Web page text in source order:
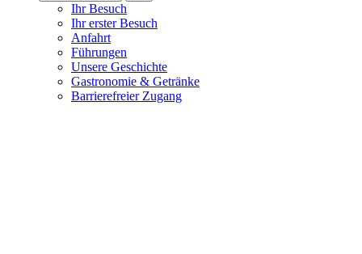
Ihr Besuch
Ihr erster Besuch
Anfahrt
Führungen
Unsere Geschichte
Gastronomie & Getränke
Barrierefreier Zugang